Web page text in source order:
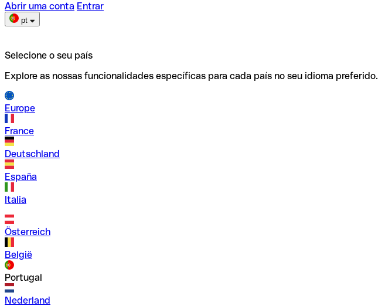
Abrir uma conta Entrar
pt
Selecione o seu país
Explore as nossas funcionalidades específicas para cada país no seu idioma preferido.
Europe
France
Deutschland
España
Italia
Österreich
België
Portugal
Nederland